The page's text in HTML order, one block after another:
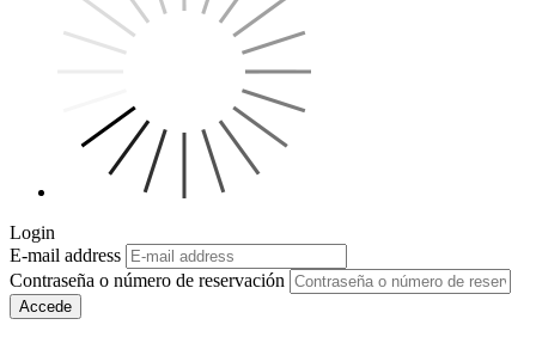
Login
E-mail address
Contraseña o número de reservación
Accede